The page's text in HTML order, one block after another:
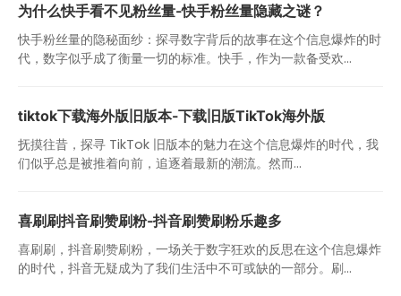
为什么快手看不见粉丝量-快手粉丝量隐藏之谜？
快手粉丝量的隐秘面纱：探寻数字背后的故事在这个信息爆炸的时
代，数字似乎成了衡量一切的标准。快手，作为一款备受欢...
tiktok下载海外版旧版本-下载旧版TikTok海外版
抚摸往昔，探寻 TikTok 旧版本的魅力在这个信息爆炸的时代，我
们似乎总是被推着向前，追逐着最新的潮流。然而...
喜刷刷抖音刷赞刷粉-抖音刷赞刷粉乐趣多
喜刷刷，抖音刷赞刷粉，一场关于数字狂欢的反思在这个信息爆炸
的时代，抖音无疑成为了我们生活中不可或缺的一部分。刷...